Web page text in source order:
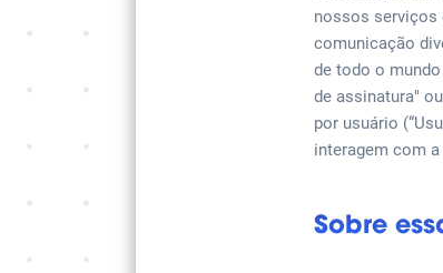
nossos serviços
comunicação
de todo o
de assinatura"
por usuário
interagem com
Sobre